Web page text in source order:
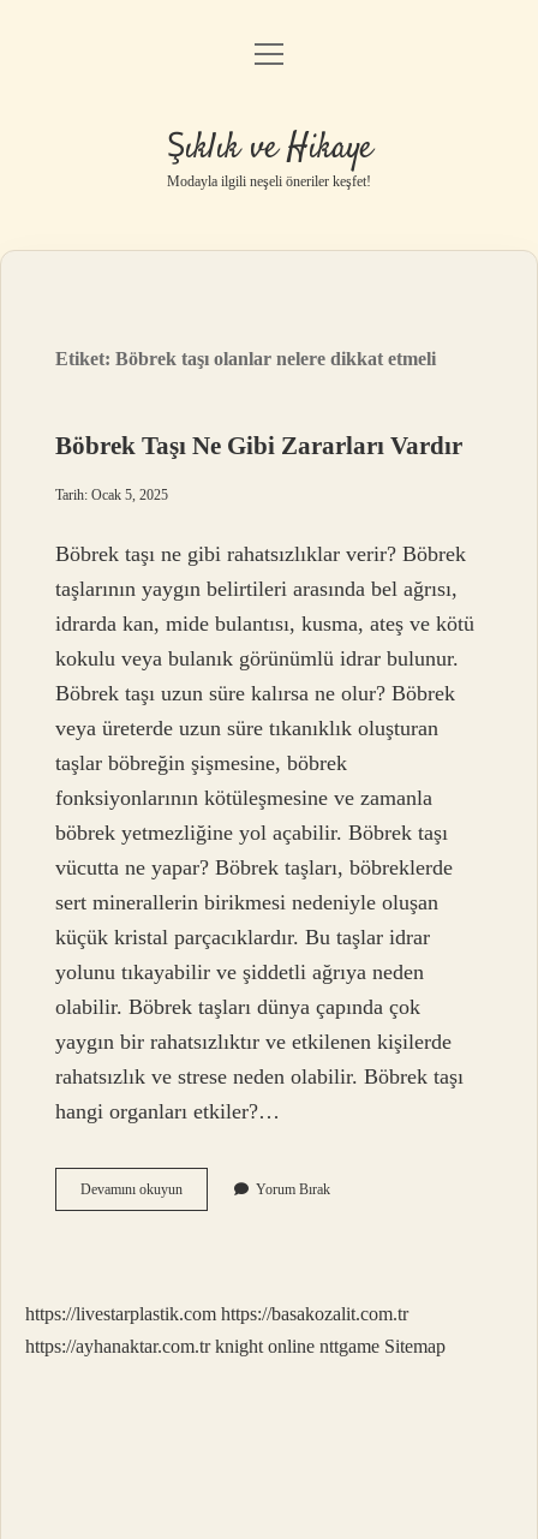
Gizlilik Politikası
Yasal Uyarı
menüyü
Şıklık ve Hikaye
Modayla ilgili neşeli öneriler keşfet!
Etiket:Böbrek taşı olanlar nelere dikkat etmeli
Böbrek Taşı Ne Gibi Zararları Vardır
Tarih: Ocak 5, 2025
Böbrek taşı ne gibi rahatsızlıklar verir? Böbrek
taşlarının yaygın belirtileri arasında bel ağrısı,
idrarda kan, mide bulantısı, kusma, ateş ve kötü
kokulu veya bulanık görünümlü idrar bulunur.
Böbrek taşı uzun süre kalırsa ne olur? Böbrek
veya üreterde uzun süre tıkanıklık oluşturan
taşlar böbreğin şişmesine, böbrek
fonksiyonlarının kötüleşmesine ve zamanla
böbrek yetmezliğine yol açabilir. Böbrek taşı
vücutta ne yapar? Böbrek taşları, böbreklerde
sert minerallerin birikmesi nedeniyle oluşan
küçük kristal parçacıklardır. Bu taşlar idrar
yolunu tıkayabilir ve şiddetli ağrıya neden
olabilir. Böbrek taşları dünya çapında çok
yaygın bir rahatsızlıktır ve etkilenen kişilerde
rahatsızlık ve strese neden olabilir. Böbrek taşı
hangi organları etkiler?…
Devamını okuyunBöbrek
Taşı
Yorum Bırak
https://livestarplastik.com https://basakozalit.com.tr
https://ayhanaktar.com.tr knight online nttgame Sitemap